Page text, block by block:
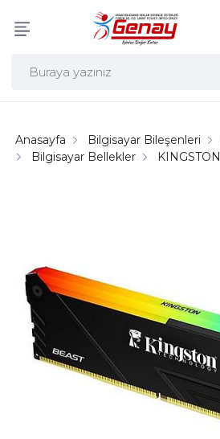
Anasayfa Bilgisayar Bileşenleri
Bilgisayar Bellekler
KINGSTON